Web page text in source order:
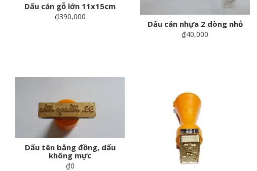
Dấu cán gỗ lớn 11x15cm
₫390,000
Dấu cán nhựa 2 dòng nhỏ
₫40,000
Dấu tên bằng đồng, dấu
không mực
₫0